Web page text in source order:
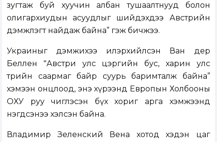
зугтаж буй хуучин албан тушаалтнууд болон
олигархиудын асуудлыг шийдэхдээ Австрийн
дэмжлэгт найдаж байна” гэж бичжээ.
Украиныг дэмжихээ илэрхийлсэн Ван дер
Беллен "Австри улс цэргийн бус, харин улс
төрийн саармаг байр суурь баримталж байна”
хэмээн онцлоод, энэ хүрээнд Европын Холбооны
ОХУ руу чиглэсэн бүх хориг арга хэмжээнд
нэгдсэнээ хэлсэн байна.
Владимир Зеленский Вена хотод хэдэн цаг